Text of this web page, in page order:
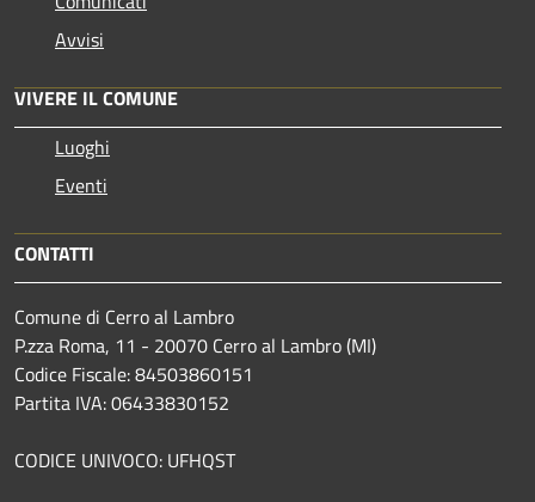
Avvisi
VIVERE IL COMUNE
Luoghi
Eventi
CONTATTI
Comune di Cerro al Lambro
P.zza Roma, 11 - 20070 Cerro al Lambro (MI)
Codice Fiscale: 84503860151
Partita IVA: 06433830152
CODICE UNIVOCO: UFHQST